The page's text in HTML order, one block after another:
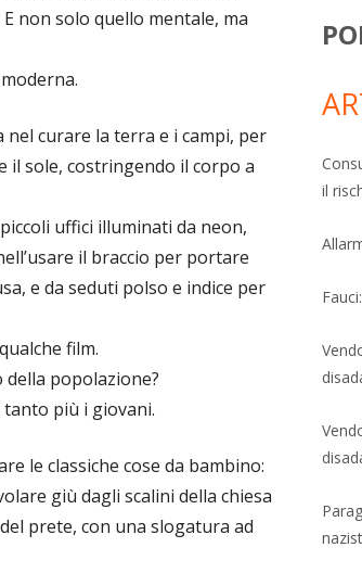
non solo quello mentale, ma
nel curare la terra e i campi, per
il sole, costringendo il corpo a
uffici illuminati da neon,
il braccio per portare
e da seduti polso e indice per
film.
popolazione?
più i giovani.
le classiche cose da bambino:
giù dagli scalini della chiesa
prete, con una slogatura ad
il